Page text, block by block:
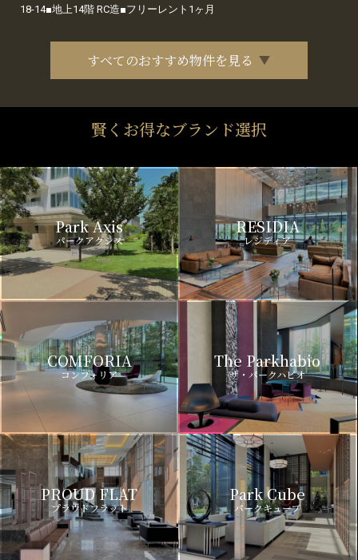
18-14■地上14階 RC造■フリーレント1ヶ月
すべてのおすすめ物件を見る
賢くお得なブランド選択
Park Axis
パークアクシス
RESIDIA
レジディア
COMFORIA
コンフォリア
The Parkhabio
ザ・パークハビオ
PROUD FLAT
プラウドフラット
Park Cube
パークキューブ